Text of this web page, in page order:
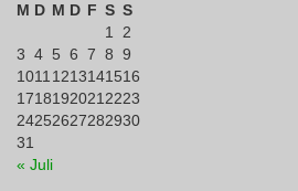
M D M D F S S
1
2
3 4 5 6 7 8 9
1011 1213141516
1718192021 2223
24252627282930
31
« Juli